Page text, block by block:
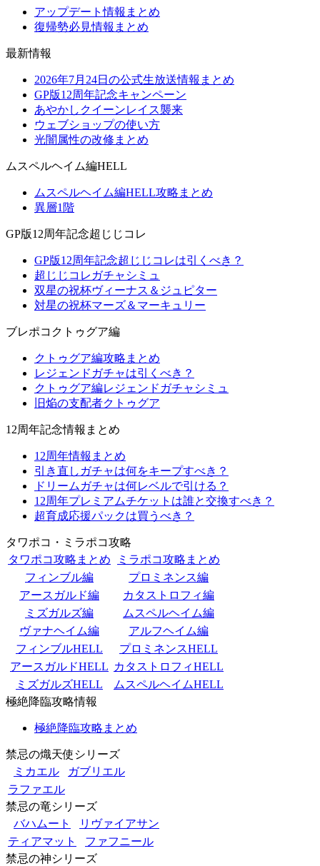
アップデート情報まとめ
復帰勢必見情報まとめ
最新情報
2026年7月24日の公式生放送情報まとめ
GP版12周年記念キャンペーン
あやかしクイーンレイス襲来
ウェブショップの使い方
光闇属性の改修まとめ
ムスペルヘイム編HELL
ムスペルヘイム編HELL攻略まとめ
異層1階
GP版12周年記念超じじコレ
GP版12周年記念超じじコレは引くべき？
超じじコレガチャシミュ
双星の祝杯ヴィーナス＆ジュピター
対星の祝杯マーズ＆マーキュリー
ブレポコクトゥグア編
クトゥグア編攻略まとめ
レジェンドガチャは引くべき？
クトゥグア編レジェンドガチャシミュ
旧焔の支配者クトゥグア
12周年記念情報まとめ
12周年情報まとめ
引き直しガチャは何をキープすべき？
ドリームガチャは何レベルで引ける？
12周年プレミアムチケットは誰と交換すべき？
超育成応援パックは買うべき？
タワポコ・ミラポコ攻略
タワポコ攻略まとめ
ミラポコ攻略まとめ
フィンブル編
プロミネンス編
アースガルド編
カタストロフィ編
ミズガルズ編
ムスペルヘイム編
ヴァナヘイム編
アルフヘイム編
フィンブルHELL
プロミネンスHELL
アースガルドHELL カタストロフィHELL
ミズガルズHELL
ムスペルヘイムHELL
極絶降臨攻略情報
極絶降臨攻略まとめ
禁忌の熾天使シリーズ
ミカエル
ガブリエル
ラファエル
禁忌の竜シリーズ
バハムート
リヴァイアサン
ティアマット
ファフニール
禁忌の神シリーズ